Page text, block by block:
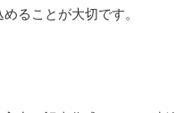
ることが大切です。